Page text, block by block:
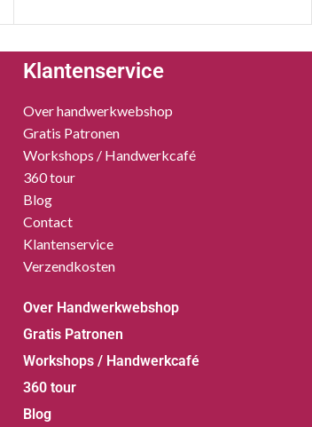
Klantenservice
Over handwerkwebshop
Gratis Patronen
Workshops / Handwerkcafé
360 tour
Blog
Contact
Klantenservice
Verzendkosten
Over Handwerkwebshop
Gratis Patronen
Workshops / Handwerkcafé
360 tour
Blog